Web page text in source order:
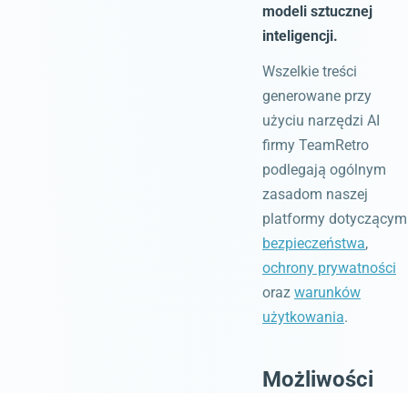
modeli sztucznej
inteligencji.
Wszelkie treści
generowane przy
użyciu narzędzi AI
firmy TeamRetro
podlegają ogólnym
zasadom naszej
platformy dotyczącym
bezpieczeństwa,
ochrony prywatności
oraz warunków
użytkowania.
Możliwości